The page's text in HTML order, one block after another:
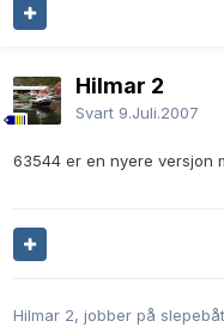
Hilmar 2
Svart 9.Juli.2007
63544 er en nyere versjon
Hilmar 2, jobber på